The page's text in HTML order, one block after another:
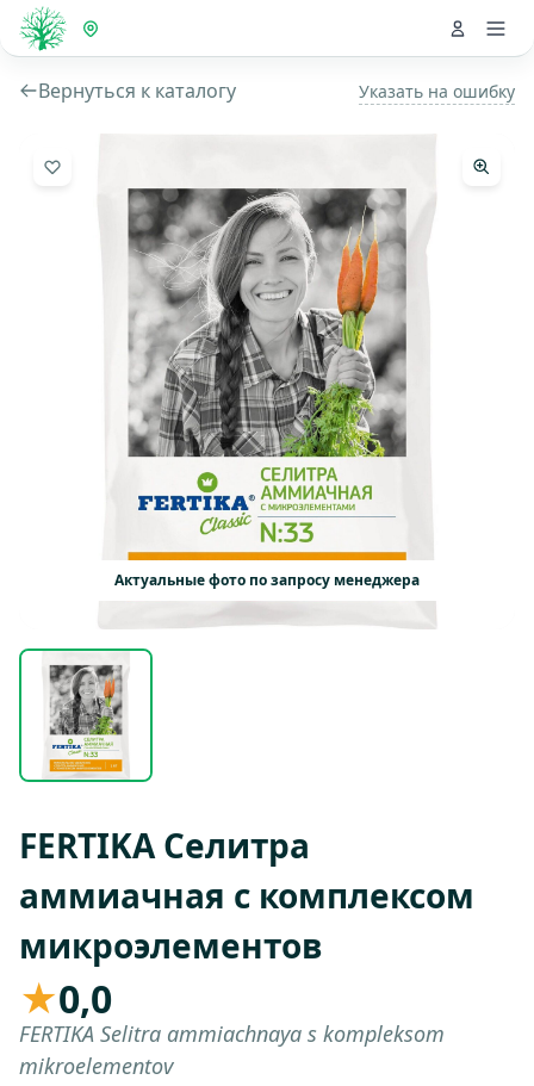
Вернуться к каталогу Указать на ошибку
Актуальные фото по запросу менеджера
FERTIKA Селитра
аммиачная с комплексом
микроэлементов
★0,0
FERTIKA Selitra ammiachnaya s kompleksom
mikroelementov